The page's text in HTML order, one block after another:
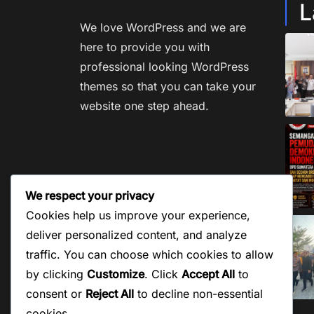
We love WordPress and we are
here to provide you with
professional looking WordPress
themes so that you can take your
website one step ahead.
We respect your privacy
Cookies help us improve your experience,
deliver personalized content, and analyze
traffic. You can choose which cookies to allow
by clicking Customize. Click Accept All to
consent or Reject All to decline non-essential